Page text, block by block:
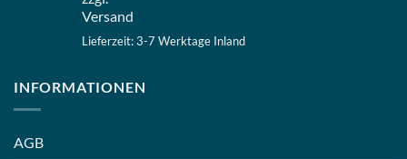
Versand
Lieferzeit: 3-7 Werktage Inland
INFORMATIONEN
AGB